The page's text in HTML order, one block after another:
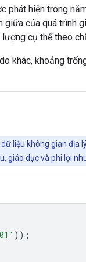
hiện trong
của quá
cụ thể theo
khác, khoảng
liệu không gian
giáo dục và phi lợi
));